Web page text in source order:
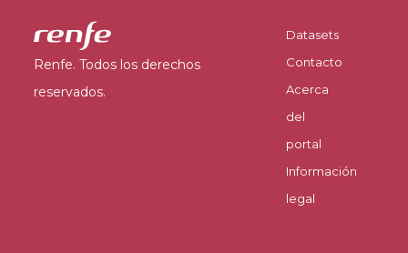
Renfe. Todos los derechos
reservados.
Datasets
Contacto
Acerca
del
portal
Información
legal